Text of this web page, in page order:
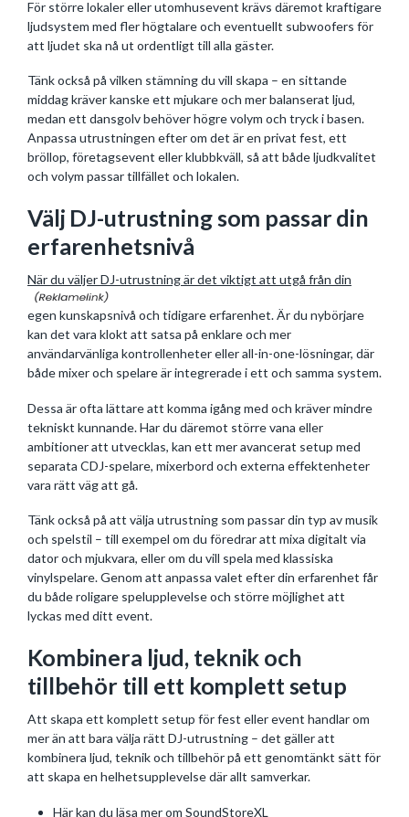
För större lokaler eller utomhusevent krävs däremot kraftigare
ljudsystem med fler högtalare och eventuellt subwoofers för
att ljudet ska nå ut ordentligt till alla gäster.
Tänk också på vilken stämning du vill skapa – en sittande
middag kräver kanske ett mjukare och mer balanserat ljud,
medan ett dansgolv behöver högre volym och tryck i basen.
Anpassa utrustningen efter om det är en privat fest, ett
bröllop, företagsevent eller klubbkväll, så att både ljudkvalitet
och volym passar tillfället och lokalen.
Välj DJ-utrustning som passar din
erfarenhetsnivå
När du väljer DJ-utrustning är det viktigt att utgå från din
egen kunskapsnivå och tidigare erfarenhet. Är du nybörjare
kan det vara klokt att satsa på enklare och mer
användarvänliga kontrollenheter eller all-in-one-lösningar, där
både mixer och spelare är integrerade i ett och samma system.
Dessa är ofta lättare att komma igång med och kräver mindre
tekniskt kunnande. Har du däremot större vana eller
ambitioner att utvecklas, kan ett mer avancerat setup med
separata CDJ-spelare, mixerbord och externa effektenheter
vara rätt väg att gå.
Tänk också på att välja utrustning som passar din typ av musik
och spelstil – till exempel om du föredrar att mixa digitalt via
dator och mjukvara, eller om du vill spela med klassiska
vinylspelare. Genom att anpassa valet efter din erfarenhet får
du både roligare spelupplevelse och större möjlighet att
lyckas med ditt event.
Kombinera ljud, teknik och
tillbehör till ett komplett setup
Att skapa ett komplett setup för fest eller event handlar om
mer än att bara välja rätt DJ-utrustning – det gäller att
kombinera ljud, teknik och tillbehör på ett genomtänkt sätt för
att skapa en helhetsupplevelse där allt samverkar.
Härkan du läsa mer om SoundStoreXL